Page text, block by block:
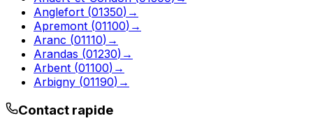
Anglefort (01350) →
Apremont (01100) →
Aranc (01110) →
Arandas (01230) →
Arbent (01100) →
Arbigny (01190) →
Contact rapide